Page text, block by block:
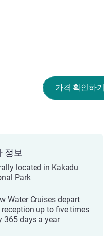
가격 확인하기
정보
located in Kakadu
Park
Water Cruises depart
up to five times
365 days a year